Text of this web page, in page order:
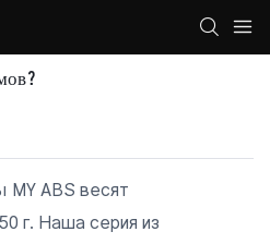
ABS весят
г. Наша серия из